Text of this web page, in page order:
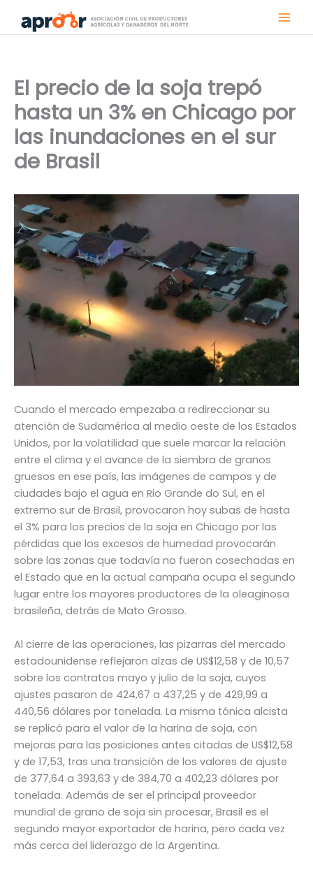
El precio de la soja trepó
hasta un 3% en Chicago por
las inundaciones en el sur
de Brasil
Cuando el mercado empezaba a redireccionar su
atención de Sudamérica al medio oeste de los Estados
Unidos, por la volatilidad que suele marcar la relación
entre el clima y el avance de la siembra de granos
gruesos en ese país, las imágenes de campos y de
ciudades bajo el agua en Rio Grande do Sul, en el
extremo sur de Brasil, provocaron hoy subas de hasta
el 3% para los precios de la soja en Chicago por las
pérdidas que los excesos de humedad provocarán
sobre las zonas que todavía no fueron cosechadas en
el Estado que en la actual campaña ocupa el segundo
lugar entre los mayores productores de la oleaginosa
brasileña, detrás de Mato Grosso.
Al cierre de las operaciones, las pizarras del mercado
estadounidense reflejaron alzas de US$12,58 y de 10,57
sobre los contratos mayo y julio de la soja, cuyos
ajustes pasaron de 424,67 a 437,25 y de 429,99 a
440,56 dólares por tonelada. La misma tónica alcista
se replicó para el valor de la harina de soja, con
mejoras para las posiciones antes citadas de US$12,58
y de 17,53, tras una transición de los valores de ajuste
de 377,64 a 393,63 y de 384,70 a 402,23 dólares por
tonelada. Además de ser el principal proveedor
mundial de grano de soja sin procesar, Brasil es el
segundo mayor exportador de harina, pero cada vez
más cerca del liderazgo de la Argentina.